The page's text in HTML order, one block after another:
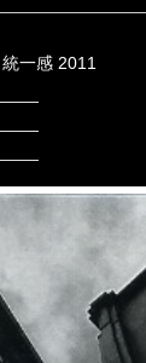
一感 2011